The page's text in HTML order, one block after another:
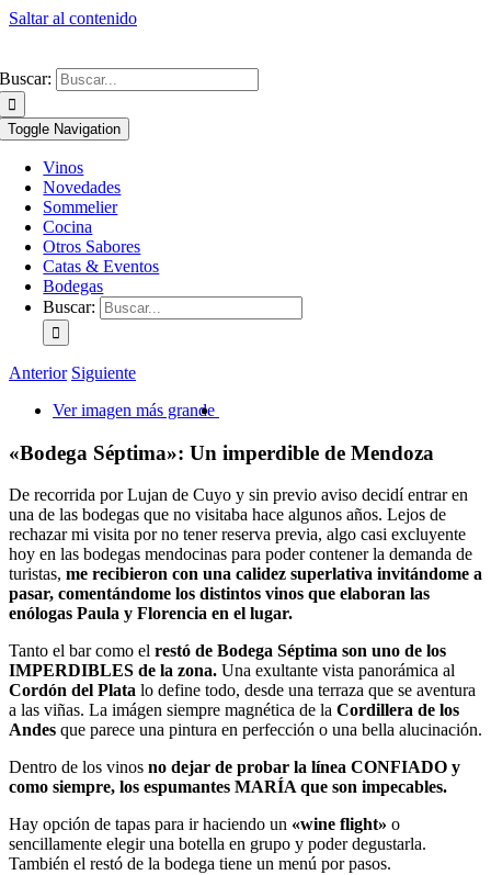
Saltar al contenido
Buscar:
Toggle Navigation
Vinos
Novedades
Sommelier
Cocina
Otros Sabores
Catas & Eventos
Bodegas
Buscar:
Anterior Siguiente
Ver imagen más grande
«Bodega Séptima»: Un imperdible de Mendoza
De recorrida por Lujan de Cuyo y sin previo aviso decidí entrar en
una de las bodegas que no visitaba hace algunos años. Lejos de
rechazar mi visita por no tener reserva previa, algo casi excluyente
hoy en las bodegas mendocinas para poder contener la demanda de
turistas, me recibieron con una calidez superlativa invitándome a
pasar, comentándome los distintos vinos que elaboran las
enólogas Paula y Florencia en el lugar.
Tanto el bar como el restó de Bodega Séptima son uno de los
IMPERDIBLES de la zona. Una exultante vista panorámica al
Cordón del Plata lo define todo, desde una terraza que se aventura
a las viñas. La imágen siempre magnética de la Cordillera de los
Andes que parece una pintura en perfección o una bella alucinación.
Dentro de los vinos no dejar de probar la línea CONFIADO y
como siempre, los espumantes MARÍA que son impecables.
Hay opción de tapas para ir haciendo un «wine flight» o
sencillamente elegir una botella en grupo y poder degustarla.
También el restó de la bodega tiene un menú por pasos.